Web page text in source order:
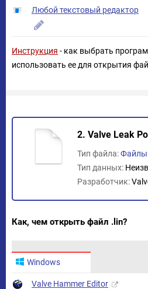
Любой текстовый редактор
Инструкция - как выбрать
использовать ее для открытия
2. Valve Leak
Тип файла:Файлы
Тип данных:
Разработчик:
Как, чем открыть файл .lin?
Windows
Valve Hammer Editor